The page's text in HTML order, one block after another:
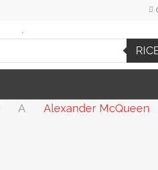
.
A Alexander McQueen